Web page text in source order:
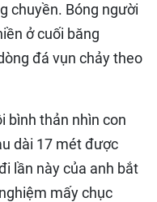
chuyền. Bóng người
ở cuối băng
đá vụn chảy theo
bình thản nhìn con
dài 17 mét được
lần này của anh bắt
mấy chục